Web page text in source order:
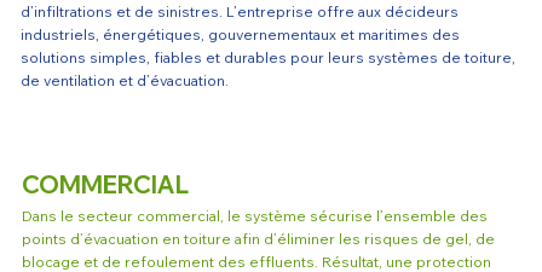
d’infiltrations et de sinistres. L’entreprise offre aux décideurs
industriels, énergétiques, gouvernementaux et maritimes des
solutions simples, fiables et durables pour leurs systèmes de toiture,
de ventilation et d’évacuation.
COMMERCIAL
Dans le secteur commercial, le système sécurise l’ensemble des
points d’évacuation en toiture afin d’éliminer les risques de gel, de
blocage et de refoulement des effluents. Résultat, une protection